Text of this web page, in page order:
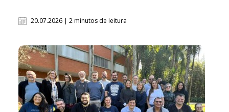
20.07.2026 | 2 minutos de leitura